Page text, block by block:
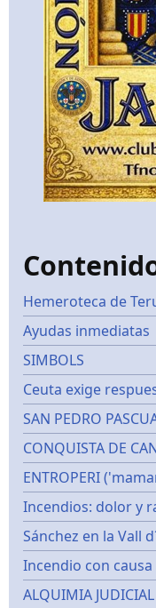
Hemeroteca de
Ayudas inmediatas
SIMBOLS
Ceuta exige
SAN PEDRO
CONQUISTA DE
ENTROPERI
Incendios: dolor y
Sánchez en la Vall
Incendio con causa
ALQUIMIA JUDICIAL